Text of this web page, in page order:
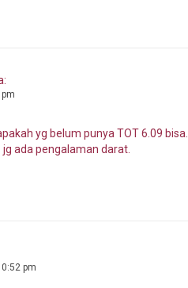
yg belum punya TOT 6.09 bisa.
ada pengalaman darat.
pm